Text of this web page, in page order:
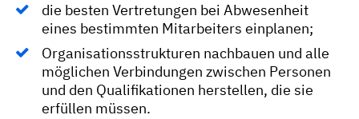
die besten Vertretungen bei Abwesenheit
eines bestimmten Mitarbeiters einplanen;
Organisationsstrukturen nachbauen und alle
möglichen Verbindungen zwischen Personen
und den Qualifikationen herstellen, die sie
erfüllen müssen.